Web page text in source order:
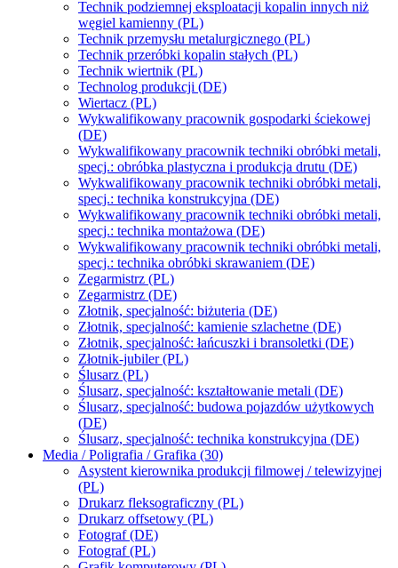
Technik podziemnej eksploatacji kopalin innych niż
węgiel kamienny (PL)
Technik przemysłu metalurgicznego (PL)
Technik przeróbki kopalin stałych (PL)
Technik wiertnik (PL)
Technolog produkcji (DE)
Wiertacz (PL)
Wykwalifikowany pracownik gospodarki ściekowej
(DE)
Wykwalifikowany pracownik techniki obróbki metali,
specj.: obróbka plastyczna i produkcja drutu (DE)
Wykwalifikowany pracownik techniki obróbki metali,
specj.: technika konstrukcyjna (DE)
Wykwalifikowany pracownik techniki obróbki metali,
specj.: technika montażowa (DE)
Wykwalifikowany pracownik techniki obróbki metali,
specj.: technika obróbki skrawaniem (DE)
Zegarmistrz (PL)
Zegarmistrz (DE)
Złotnik, specjalność: biżuteria (DE)
Złotnik, specjalność: kamienie szlachetne (DE)
Złotnik, specjalność: łańcuszki i bransoletki (DE)
Złotnik-jubiler (PL)
Ślusarz (PL)
Ślusarz, specjalność: kształtowanie metali (DE)
Ślusarz, specjalność: budowa pojazdów użytkowych
(DE)
Ślusarz, specjalność: technika konstrukcyjna (DE)
Media / Poligrafia / Grafika (30)
Asystent kierownika produkcji filmowej / telewizyjnej
(PL)
Drukarz fleksograficzny (PL)
Drukarz offsetowy (PL)
Fotograf (DE)
Fotograf (PL)